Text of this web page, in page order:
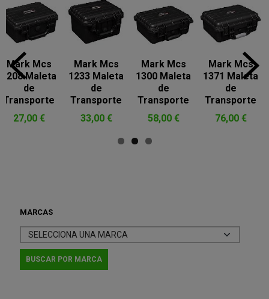
MARCAS
Mark Mcs
Maleta
de
76,00 €
Mark Mcs
1425 Maleta
de
Transporte
90,00 €
Mark Mcs
1459 Maleta
de
Transporte
130,00 €
Mark Mcs
1468 Maleta
de
Transporte
158,00 €